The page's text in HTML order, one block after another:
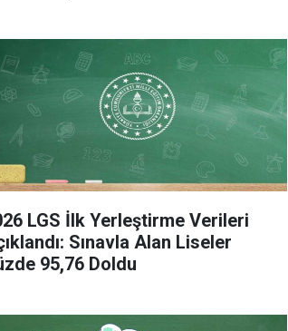
LGS İlk Yerleştirme Verileri
Sınavla Alan Liseler
95,76 Doldu